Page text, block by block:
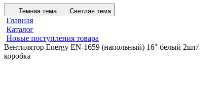
Темная тема Светлая тема
Главная
Каталог
Новые поступления товара
Вентилятор Energy EN-1659 (напольный) 16" белый 2шт/
коробка